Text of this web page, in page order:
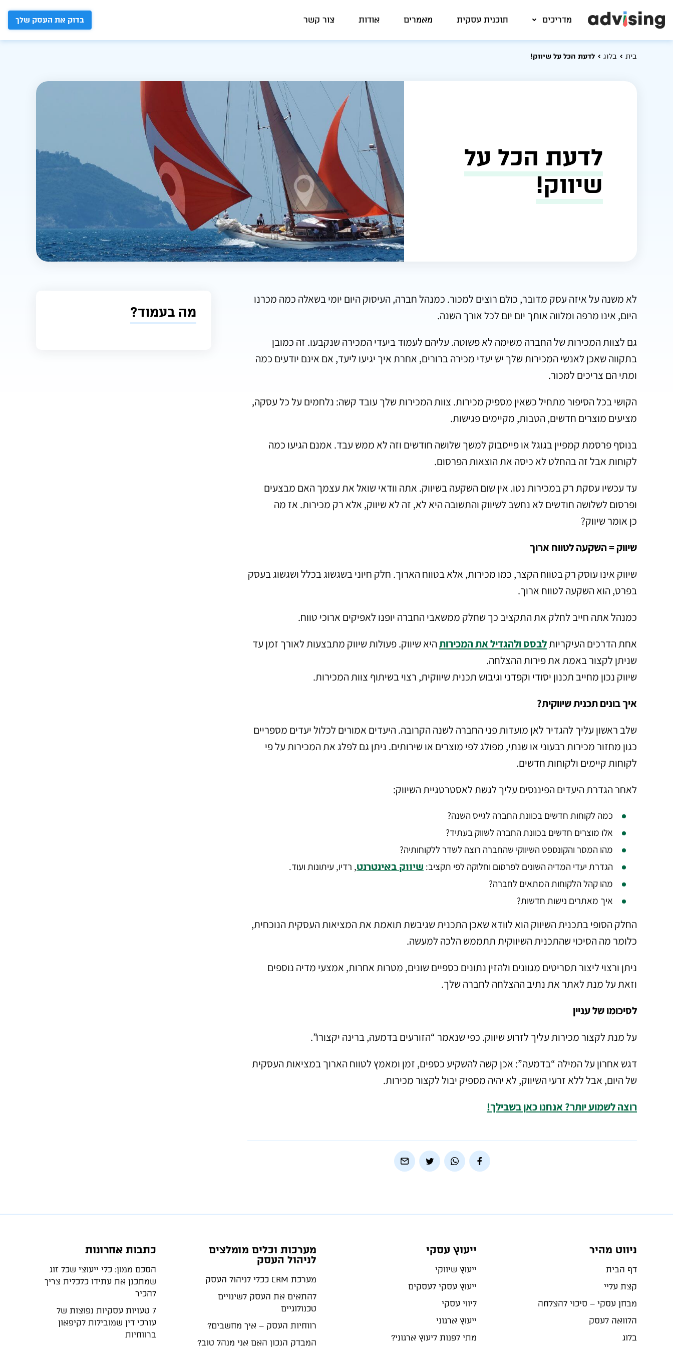
מדריכים תוכנית עסקית מאמרים אודות צור קשר בדוק את העסק שלך
בית בלוג לדעת הכל על שיווק!
לדעת הכל על
שיווק!
לא משנה על איזה עסק מדובר, כולם רוצים למכור. כמנהל חברה, העיסוק היום יומי בשאלה כמה מכרנו
היום, אינו מרפה ומלווה אותך יום יום לכל אורך השנה.
גם לצוות המכירות של החברה משימה לא פשוטה. עליהם לעמוד ביעדי המכירה שנקבעו. זה כמובן
בתקווה שאכן לאנשי המכירות שלך יש יעדי מכירה ברורים, אחרת איך יגיעו ליעד, אם אינם יודעים כמה
ומתי הם צריכים למכור.
הקושי בכל הסיפור מתחיל כשאין מספיק מכירות. צוות המכירות שלך עובד קשה: נלחמים על כל עסקה,
מציעים מוצרים חדשים, הטבות, מקיימים פגישות.
בנוסף פרסמת קמפיין בגוגל או פייסבוק למשך שלושה חודשים וזה לא ממש עבד. אמנם הגיעו כמה
לקוחות אבל זה בהחלט לא כיסה את הוצאות הפרסום.
עד עכשיו עסקת רק במכירות נטו. אין שום השקעה בשיווק. אתה וודאי שואל את עצמך האם מבצעים
ופרסום לשלושה חודשים לא נחשב לשיווק והתשובה היא לא, זה לא שיווק, אלא רק מכירות. אז מה
כן אומר שיווק?
שיווק = השקעה לטווח ארוך
שיווק אינו עוסק רק בטווח הקצר, כמו מכירות, אלא בטווח הארוך. חלק חיוני בשגשוג בכלל ושגשוג בעסק
בפרט, הוא השקעה לטווח ארוך.
כמנהל אתה חייב לחלק את התקציב כך שחלק ממשאבי החברה יופנו לאפיקים ארוכי טווח.
אחת הדרכים העיקריותלבסס ולהגדיל את המכירותהיא שיווק. פעולות שיווק מתבצעות לאורך זמן עד
שניתן לקצור באמת את פירות ההצלחה.
שיווק נכון מחייב תכנון יסודי וקפדני וגיבוש תכנית שיווקית, רצוי בשיתוף צוות המכירות.
איך בונים תכנית שיווקית?
שלב ראשון עליך להגדיר לאן מועדות פני החברה לשנה הקרובה. היעדים אמורים לכלול יעדים מספריים
כגון מחזור מכירות רבעוני או שנתי, מפולג לפי מוצרים או שירותים. ניתן גם לפלג את המכירות על פי
לקוחות קיימים ולקוחות חדשים.
לאחר הגדרת היעדים הפיננסים עליך לגשת לאסטרטגיית השיווק:
כמה לקוחות חדשים בכוונת החברה לגייס השנה?
אלו מוצרים חדשים בכוונת החברה לשווק בעתיד?
מהו המסר והקונספט השיווקי שהחברה רוצה לשדר ללקוחותיה?
הגדרת יעדי המדיה השונים לפרסום וחלוקה לפי תקציב: שיווק באינטרנט, רדיו, עיתונות ועוד.
מהו קהל הלקוחות המתאים לחברה?
איך מאתרים נישות חדשות?
החלק הסופי בתכנית השיווק הוא לוודא שאכן התכנית שגיבשת תואמת את המציאות העסקית הנוכחית,
כלומר מה הסיכוי שהתכנית השיווקית תתממש הלכה למעשה.
ניתן ורצוי ליצור תסריטים מגוונים ולהזין נתונים כספיים שונים, מטרות אחרות, אמצעי מדיה נוספים
וזאת על מנת לאתר את נתיב ההצלחה לחברה שלך.
לסיכומו של עניין
על מנת לקצור מכירות עליך לזרוע שיווק. כפי שנאמר “הזורעים בדמעה, ברינה יקצורו”.
דגש אחרון על המילה “בדמעה”: אכן קשה להשקיע כספים, זמן ומאמץ לטווח הארוך במציאות העסקית
של היום, אבל ללא זרעי השיווק, לא יהיה מספיק יבול לקצור מכירות.
רוצה לשמוע יותר? אנחנו כאן בשבילך!
מה בעמוד?
ניווט מהיר
דף הבית
קצת עליי
מבחן עסקי – סיכוי להצלחה
הלוואה לעסק
בלוג
ייעוץ עסקי
ייעוץ שיווקי
ייעוץ עסקי לעסקים
ליווי עסקי
ייעוץ ארגוני
מתי לפנות ליעוץ ארגוני?
מערכות וכלים מומלצים
לניהול העסק
מערכת CRM ככלי לניהול העסק
להתאים את העסק לשינויים
טכנולוגיים
רווחיות העסק – איך מחשבים?
המבדק הנכון האם אני מנהל טוב?
כתבות אחרונות
הסכם ממון: כלי ייעוצי שכל זוג
שמתכנן את עתידו כלכלית צריך
להכיר
7 טעויות עסקיות נפוצות של
עורכי דין שמובילות לקיפאון
ברווחיות